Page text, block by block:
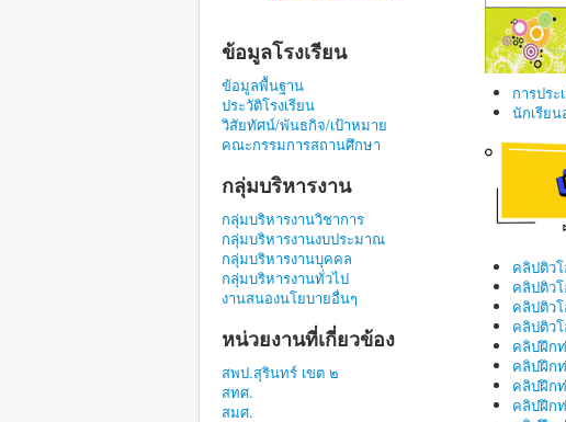
ข้อมูลโรงเรียน
ข้อมูลพื้นฐาน
ประวัติโรงเรียน
วิสัยทัศน์/พันธกิจ/เป้าหมาย
คณะกรรมการสถานศึกษา
กลุ่มบริหารงาน
กลุ่มบริหารงานวิชาการ
กลุ่มบริหารงานงบประมาณ
กลุ่มบริหารงานบุคคล
กลุ่มบริหารงานทั่วไป
งานสนองนโยบายอื่นๆ
หน่วยงานที่เกี่ยวข้อง
สพป.สุรินทร์ เขต ๒
สทศ.
สมศ.
การปร
นักเรีย
คลิปติว
คลิปติว
คลิปติว
คลิปติว
คลิปฝึก
คลิปฝึก
คลิปฝึก
คลิปฝึก